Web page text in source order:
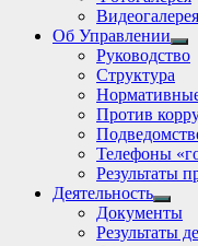
sub
menu
Видеогалерея
Об Управлении
sub
Руководство
Структура
Против
Телефоны
Результаты
Деятельность
Show
sub
menu
Документы
Результаты